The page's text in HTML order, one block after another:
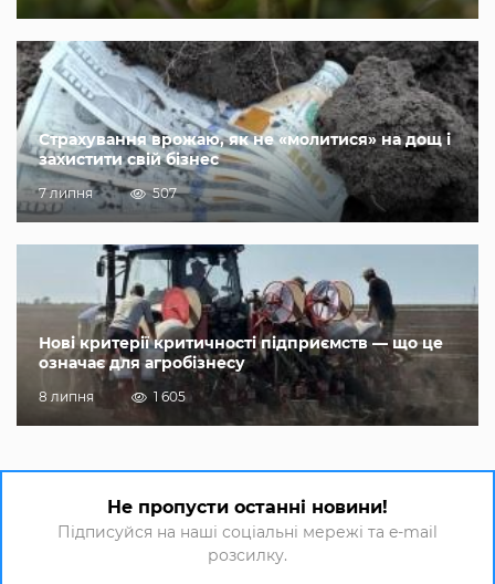
Страхування врожаю, як не «молитися» на дощ і
захистити свій бізнес
7 липня 507
Нові критерії критичності підприємств — що це
означає для агробізнесу
8 липня 1 605
Не пропусти останні новини!
Підписуйся на наші соціальні мережі та e-mail
розсилку.